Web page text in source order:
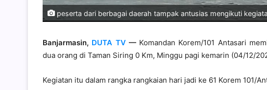
peserta dari berbagai daerah tampak antusias mengikuti
Banjarmasin, DUTA TV—Komandan Korem/101 Antasari
dua orang di Taman Siring 0 Km, Minggu pagi kemarin (04/12/
Kegiatan itu dalam rangka rangkaian hari jadi ke 61 Korem 101/